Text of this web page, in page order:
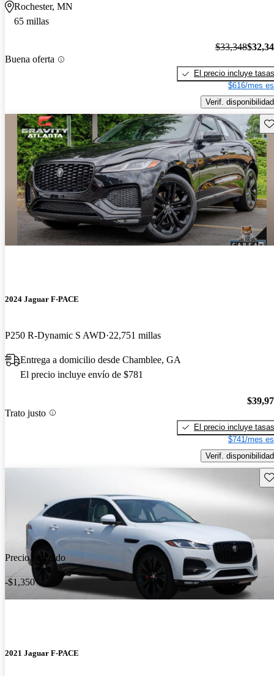
Rochester, MN
65 millas
Buena oferta
$33,348
El precio incluye tasas
$616/mes
Verif. disponibilidad
2024 Jaguar F-PACE
P250 R-Dynamic S AWD 22,751 millas
Entrega a domicilio desde Chamblee, GA
El precio incluye envío de $781
Trato justo
El precio incluye tasas
$741/mes
Verif. disponibilidad
Precio reducido
-$1,350
2021 Jaguar F-PACE